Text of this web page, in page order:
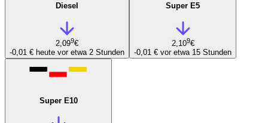
Diesel
2,099€
-0,01 € heute vor etwa 2 Stunden
Super E5
2,109€
-0,01 € vor etwa 15 Stunden
Super E10